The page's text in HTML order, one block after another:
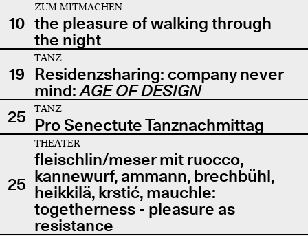
10
ZUM MITMACHEN
the pleasure of walking through
the night
19
TANZ
Residenzsharing: company never
mind:AGE OF DESIGN
25
TANZ
Pro Senectute Tanznachmittag
25
THEATER
fleischlin/meser mit ruocco,
kannewurf, ammann, brechbühl,
heikkilä, krstić, mauchle:
togetherness - pleasure as
resistance